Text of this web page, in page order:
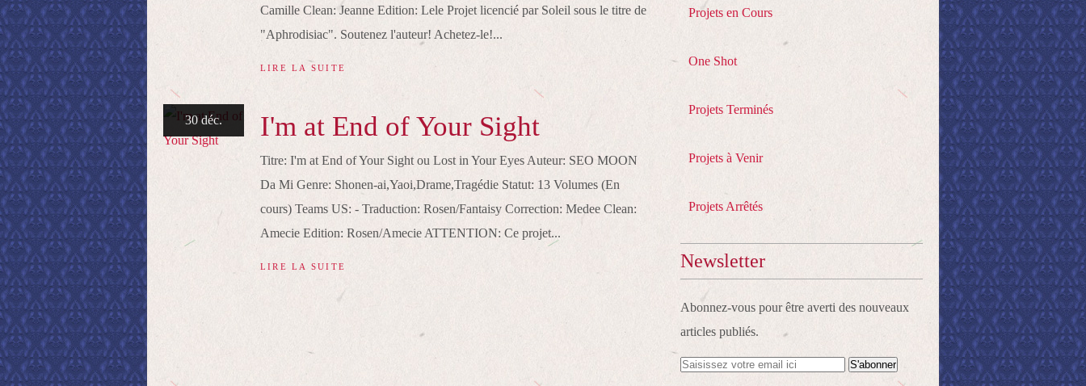
Camille Clean: Jeanne Edition: Lele Projet licencié par Soleil sous le titre de
"Aphrodisiac". Soutenez l'auteur! Achetez-le!...
LIRE LA SUITE
30 déc. I'm at End of Your Sight
Titre: I'm at End of Your Sight ou Lost in Your Eyes Auteur: SEO MOON
Da Mi Genre: Shonen-ai,Yaoi,Drame,Tragédie Statut: 13 Volumes (En
cours) Teams US: - Traduction: Rosen/Fantaisy Correction: Medee Clean:
Amecie Edition: Rosen/Amecie ATTENTION: Ce projet...
LIRE LA SUITE
Projets en Cours
One Shot
Projets Terminés
Projets à Venir
Projets Arrêtés
Newsletter
Abonnez-vous pour être averti des nouveaux
articles publiés.